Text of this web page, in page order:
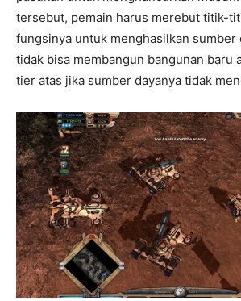
tersebut, pemain harus merebut titik-
fungsinya untuk menghasilkan sumber
tidak bisa membangun bangunan baru
tier atas jika sumber dayanya tidak